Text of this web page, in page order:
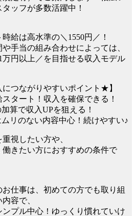
ッフが多数活躍中！
時給は高水準の＼1550円／！
手当の組み合わせによっては、
万円以上／を目指せる収入モデル
につながりやすいポイント★】
タート！収入を確保できる！
算で収入UPを狙える！
リのない内容中心！続けやすい♪
視したい方や、
働きたい方におすすめの条件で
お仕事は、初めての方でも取り組
容で、
ンプル中心！ゆっくり慣れていけ